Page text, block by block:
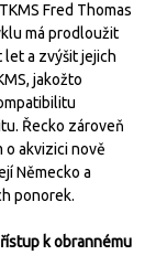
Fred Thomas
má prodloužit
a zvýšit jejich
jakožto
Řecko zároveň
akvizici nově
Německo a
ponorek.
k obrannému